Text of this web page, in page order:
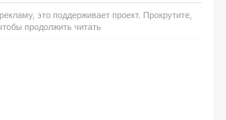
это поддерживает проект. Прокрутите,
продолжить читать